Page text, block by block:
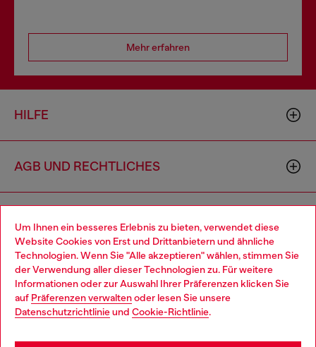
Um Ihnen ein besseres Erlebnis zu bieten, verwendet diese
Website Cookies von Erst und Drittanbietern und ähnliche
Technologien. Wenn Sie "Alle akzeptieren" wählen, stimmen Sie
der Verwendung aller dieser Technologien zu. Für weitere
Informationen oder zur Auswahl Ihrer Präferenzen klicken Sie
auf Präferenzen verwaltenoder lesen Sie unsere
Datenschutzrichtlinieund Cookie-Richtlinie.
Mehr erfahren
HILFE
AGB UND RECHTLICHES
CORPORATE
Choose your location
You are currently browsing Deutschland website, but it seems
you may be based in United States